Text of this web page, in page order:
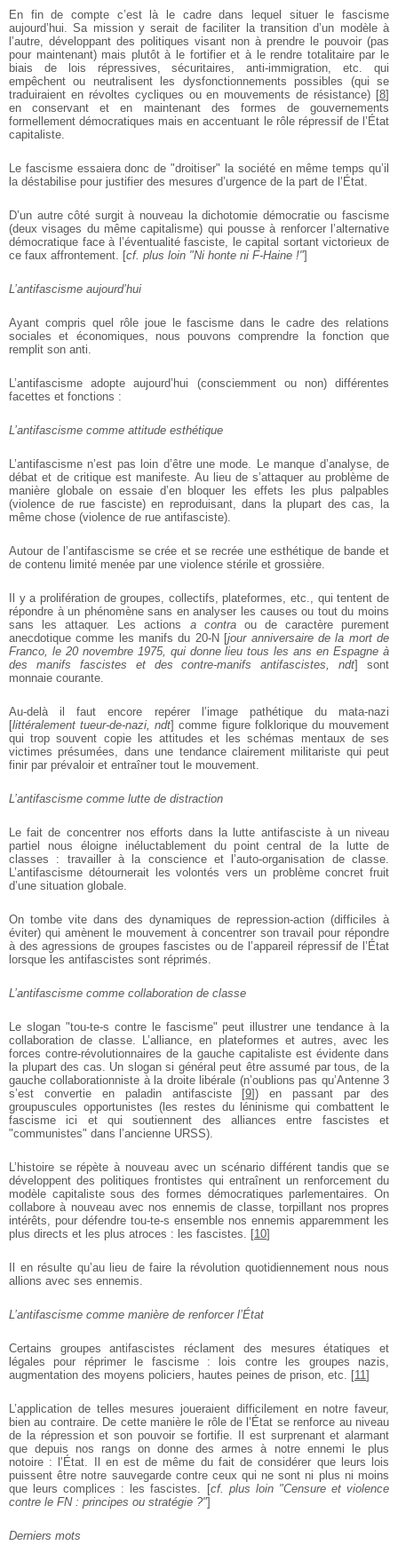
En fin de compte c’est là le cadre dans lequel situer le fascisme
aujourd’hui. Sa mission y serait de faciliter la transition d’un modèle à
l’autre, développant des politiques visant non à prendre le pouvoir (pas
pour maintenant) mais plutôt à le fortifier et à le rendre totalitaire par le
biais de lois répressives, sécuritaires, anti-immigration, etc. qui
empêchent ou neutralisent les dysfonctionnements possibles (qui se
traduiraient en révoltes cycliques ou en mouvements de résistance) [8]
en conservant et en maintenant des formes de gouvernements
formellement démocratiques mais en accentuant le rôle répressif de l’État
capitaliste.
Le fascisme essaiera donc de "droitiser" la société en même temps qu’il
la déstabilise pour justifier des mesures d’urgence de la part de l’État.
D’un autre côté surgit à nouveau la dichotomie démocratie ou fascisme
(deux visages du même capitalisme) qui pousse à renforcer l’alternative
démocratique face à l’éventualité fasciste, le capital sortant victorieux de
ce faux affrontement. [cf. plus loin "Ni honte ni F-Haine !"]
L’antifascisme aujourd’hui
Ayant compris quel rôle joue le fascisme dans le cadre des relations
sociales et économiques, nous pouvons comprendre la fonction que
remplit son anti.
L’antifascisme adopte aujourd’hui (consciemment ou non) différentes
facettes et fonctions :
L’antifascisme comme attitude esthétique
L’antifascisme n’est pas loin d’être une mode. Le manque d’analyse, de
débat et de critique est manifeste. Au lieu de s’attaquer au problème de
manière globale on essaie d’en bloquer les effets les plus palpables
(violence de rue fasciste) en reproduisant, dans la plupart des cas, la
même chose (violence de rue antifasciste).
Autour de l’antifascisme se crée et se recrée une esthétique de bande et
de contenu limité menée par une violence stérile et grossière.
Il y a prolifération de groupes, collectifs, plateformes, etc., qui tentent de
répondre à un phénomène sans en analyser les causes ou tout du moins
sans les attaquer. Les actions a contraou de caractère purement
anecdotique comme les manifs du 20-N [jour anniversaire de la mort de
Franco, le 20 novembre 1975, qui donne lieu tous les ans en Espagne à
des manifs fascistes et des contre-manifs antifascistes, ndt] sont
monnaie courante.
Au-delà il faut encore repérer l’image pathétique du mata-nazi
[littéralement tueur-de-nazi, ndt] comme figure folklorique du mouvement
qui trop souvent copie les attitudes et les schémas mentaux de ses
victimes présumées, dans une tendance clairement militariste qui peut
finir par prévaloir et entraîner tout le mouvement.
L’antifascisme comme lutte de distraction
Le fait de concentrer nos efforts dans la lutte antifasciste à un niveau
partiel nous éloigne inéluctablement du point central de la lutte de
classes : travailler à la conscience et l’auto-organisation de classe.
L’antifascisme détournerait les volontés vers un problème concret fruit
d’une situation globale.
On tombe vite dans des dynamiques de repression-action (difficiles à
éviter) qui amènent le mouvement à concentrer son travail pour répondre
à des agressions de groupes fascistes ou de l’appareil répressif de l’État
lorsque les antifascistes sont réprimés.
L’antifascisme comme collaboration de classe
Le slogan "tou-te-s contre le fascisme" peut illustrer une tendance à la
collaboration de classe. L’alliance, en plateformes et autres, avec les
forces contre-révolutionnaires de la gauche capitaliste est évidente dans
la plupart des cas. Un slogan si général peut être assumé par tous, de la
gauche collaborationniste à la droite libérale (n’oublions pas qu’Antenne 3
s’est convertie en paladin antifasciste[9]) en passant par des
groupuscules opportunistes (les restes du léninisme qui combattent le
fascisme ici et qui soutiennent des alliances entre fascistes et
"communistes" dans l’ancienne URSS).
L’histoire se répète à nouveau avec un scénario différent tandis que se
développent des politiques frontistes qui entraînent un renforcement du
modèle capitaliste sous des formes démocratiques parlementaires. On
collabore à nouveau avec nos ennemis de classe, torpillant nos propres
intérêts, pour défendre tou-te-s ensemble nos ennemis apparemment les
plus directs et les plus atroces : les fascistes.
[10]
Il en résulte qu’au lieu de faire la révolution quotidiennement nous nous
allions avec ses ennemis.
L’antifascisme comme manière de renforcer l’État
Certains groupes antifascistes réclament des mesures étatiques et
légales pour réprimer le fascisme : lois contre les groupes nazis,
augmentation des moyens policiers, hautes peines de prison, etc.
[11]
L’application de telles mesures joueraient difficilement en notre faveur,
bien au contraire. De cette manière le rôle de l’État se renforce au niveau
de la répression et son pouvoir se fortifie. Il est surprenant et alarmant
que depuis nos rangs on donne des armes à notre ennemi le plus
notoire : l’État. Il en est de même du fait de considérer que leurs lois
puissent être notre sauvegarde contre ceux qui ne sont ni plus ni moins
que leurs complices : les fascistes. [cf. plus loin "Censure et violence
contre le FN : principes ou stratégie ?"]
Derniers mots